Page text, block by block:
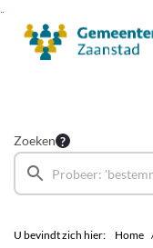
Zoeken
U bevindt zich hier: Home